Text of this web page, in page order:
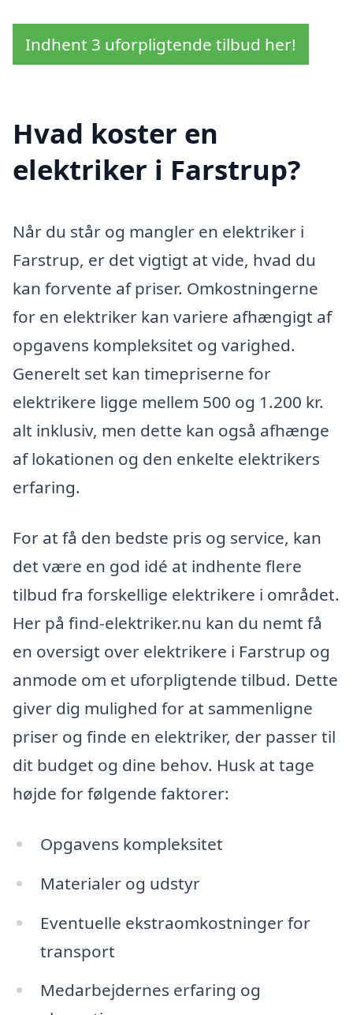
Indhent 3 uforpligtende tilbud her!
Hvad koster en
elektriker i Farstrup?
Når du står og mangler en elektriker i
Farstrup, er det vigtigt at vide, hvad du
kan forvente af priser. Omkostningerne
for en elektriker kan variere afhængigt af
opgavens kompleksitet og varighed.
Generelt set kan timepriserne for
elektrikere ligge mellem 500 og 1.200 kr.
alt inklusiv, men dette kan også afhænge
af lokationen og den enkelte elektrikers
erfaring.
For at få den bedste pris og service, kan
det være en god idé at indhente flere
tilbud fra forskellige elektrikere i området.
Her på find-elektriker.nu kan du nemt få
en oversigt over elektrikere i Farstrup og
anmode om et uforpligtende tilbud. Dette
giver dig mulighed for at sammenligne
priser og finde en elektriker, der passer til
dit budget og dine behov. Husk at tage
højde for følgende faktorer:
Opgavens kompleksitet
Materialer og udstyr
Eventuelle ekstraomkostninger for
transport
Medarbejdernes erfaring og